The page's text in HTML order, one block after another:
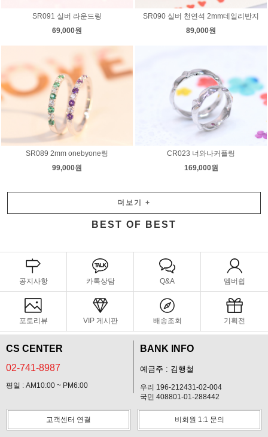
SR091 실버 라운드링
69,000원
SR090 실버 천연석 2mm데일리반지
89,000원
SR089 2mm onebyone링
99,000원
CR023 너와나커플링
169,000원
더보기 +
BEST OF BEST
공지사항 카톡상담 Q&A 멤버쉽
포토리뷰 VIP 게시판 배송조회 기획전
CS CENTER
02-741-8987
평일 : AM10:00 ~ PM6:00
BANK INFO
예금주 : 김행철
우리 196-212431-02-004
국민 408801-01-288442
고객센터 연결 비회원 1:1 문의